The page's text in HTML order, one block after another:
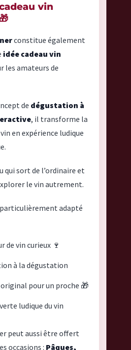
vin
constitue également
idée cadeau vin
les amateurs de
de dégustation à
, il transforme la
en expérience ludique
qui sort de l’ordinaire et
le vin autrement.
adapté
de vin curieux 🍷
à la dégustation
original pour un proche 🎁
ludique du vin
peut aussi être offert
occasions : Pâques,